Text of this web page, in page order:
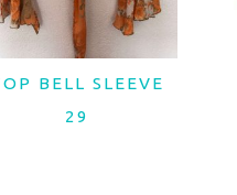
LER MAIS
BELL SLEEVE
29